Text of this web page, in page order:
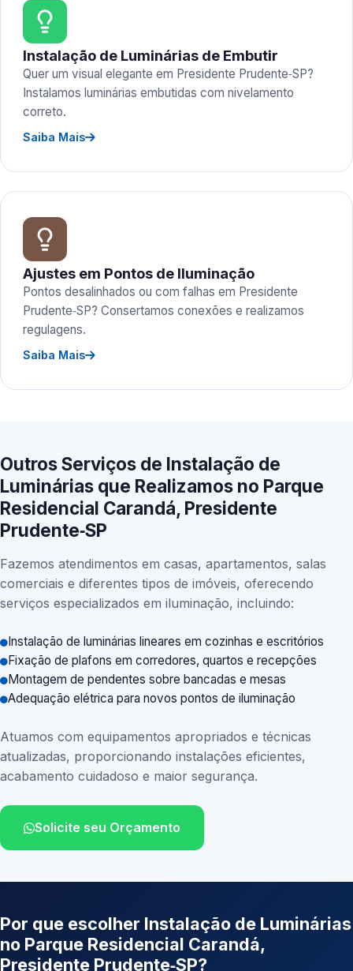
Instalação de Luminárias de Embutir
Quer um visual elegante em Presidente Prudente‑SP?
Instalamos luminárias embutidas com nivelamento
correto.
Saiba Mais
Ajustes em Pontos de Iluminação
Pontos desalinhados ou com falhas em Presidente
Prudente‑SP? Consertamos conexões e realizamos
regulagens.
Saiba Mais
Outros Serviços de Instalação de
Luminárias que Realizamos no Parque
Residencial Carandá, Presidente
Prudente‑SP
Fazemos atendimentos em casas, apartamentos, salas
comerciais e diferentes tipos de imóveis, oferecendo
serviços especializados em iluminação, incluindo:
Instalação de luminárias lineares em cozinhas e escritórios
Fixação de plafons em corredores, quartos e recepções
Montagem de pendentes sobre bancadas e mesas
Adequação elétrica para novos pontos de iluminação
Atuamos com equipamentos apropriados e técnicas
atualizadas, proporcionando instalações eficientes,
acabamento cuidadoso e maior segurança.
Solicite seu Orçamento
Por que escolher Instalação de Luminárias
no Parque Residencial Carandá,
Presidente Prudente‑SP?